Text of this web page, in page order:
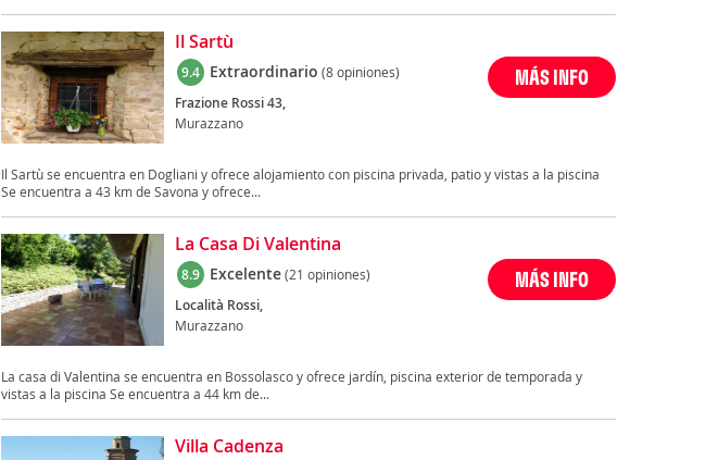
Il Sartù
9.4 Extraordinario (8 opiniones)
Frazione Rossi 43,
Murazzano
MÁS INFO
Il Sartù se encuentra en Dogliani y ofrece alojamiento con piscina privada, patio y vistas a la piscina
Se encuentra a 43 km de Savona y ofrece...
La Casa Di Valentina
8.9 Excelente(21 opiniones)
Località Rossi,
Murazzano
MÁS INFO
La casa di Valentina se encuentra en Bossolasco y ofrece jardín, piscina exterior de temporada y
vistas a la piscina Se encuentra a 44 km de...
Villa Cadenza